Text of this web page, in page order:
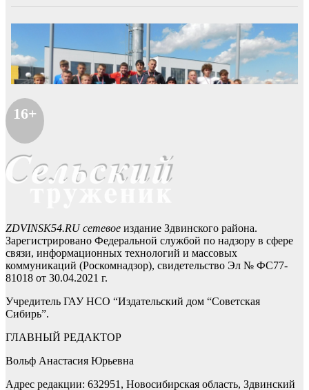
16+
ZDVINSK54.RU сетевое издание Здвинского района.
Зарегистрировано Федеральной службой по надзору в сфере
связи, информационных технологий и массовых
коммуникаций (Роскомнадзор), свидетельство Эл № ФС77-
81018 от 30.04.2021 г.
Учредитель ГАУ НСО “Издательский дом “Советская
Сибирь”.
ГЛАВНЫЙ РЕДАКТОР
Вольф Анастасия Юрьевна
Адрес редакции: 632951, Новосибирская область, Здвинский